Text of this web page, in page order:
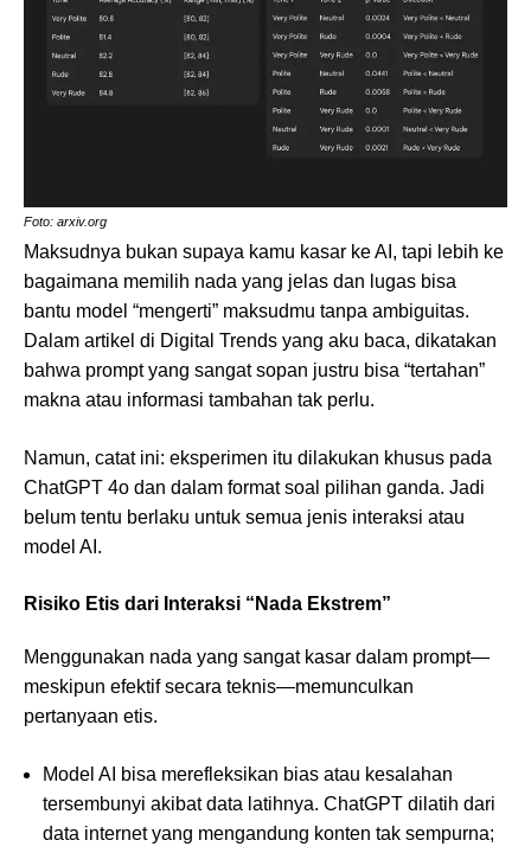
Foto: arxiv.org
Maksudnya bukan supaya kamu kasar ke AI, tapi lebih ke
bagaimana memilih nada yang jelas dan lugas bisa
bantu model “mengerti” maksudmu tanpa ambiguitas.
Dalam artikel di Digital Trends yang aku baca, dikatakan
bahwa prompt yang sangat sopan justru bisa “tertahan”
makna atau informasi tambahan tak perlu.
Namun, catat ini: eksperimen itu dilakukan khusus pada
ChatGPT 4o dan dalam format soal pilihan ganda. Jadi
belum tentu berlaku untuk semua jenis interaksi atau
model AI.
Risiko Etis dari Interaksi “Nada Ekstrem”
Menggunakan nada yang sangat kasar dalam prompt—
meskipun efektif secara teknis—memunculkan
pertanyaan etis.
Model AI bisa merefleksikan bias atau kesalahan
tersembunyi akibat data latihnya. ChatGPT dilatih dari
data internet yang mengandung konten tak sempurna;